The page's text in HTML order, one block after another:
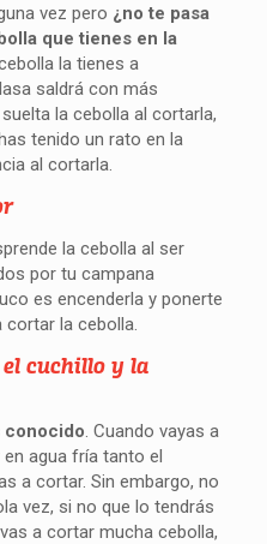
vez pero ¿no te pasa
que tienes en la
la tienes a
saldrá con más
la cebolla al cortarla,
tenido un rato en la
al cortarla.
la cebolla al ser
por tu campana
es encenderla y ponerte
cortar la cebolla.
cuchillo y la
conocido. Cuando vayas a
agua fría tanto el
a cortar. Sin embargo, no
vez, si no que lo tendrás
a cortar mucha cebolla,